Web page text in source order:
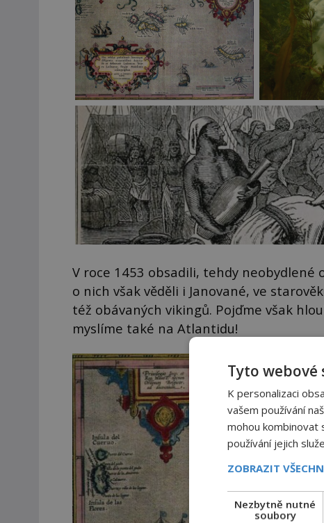
V roce 1453 obsadili, tehdy
o nich však věděli i Janované, ve
též obávaných vikingů. Pojďme však
myslíme také na Atlantidu!
Tyto webové
K personalizaci
vašem používání
mohou kombinovat
používání jejich
ZOBRAZIT
Nezbytně nutné
soubory